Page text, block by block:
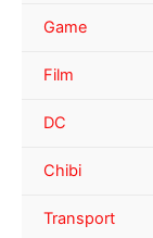
Game
Film
DC
Chibi
Transport